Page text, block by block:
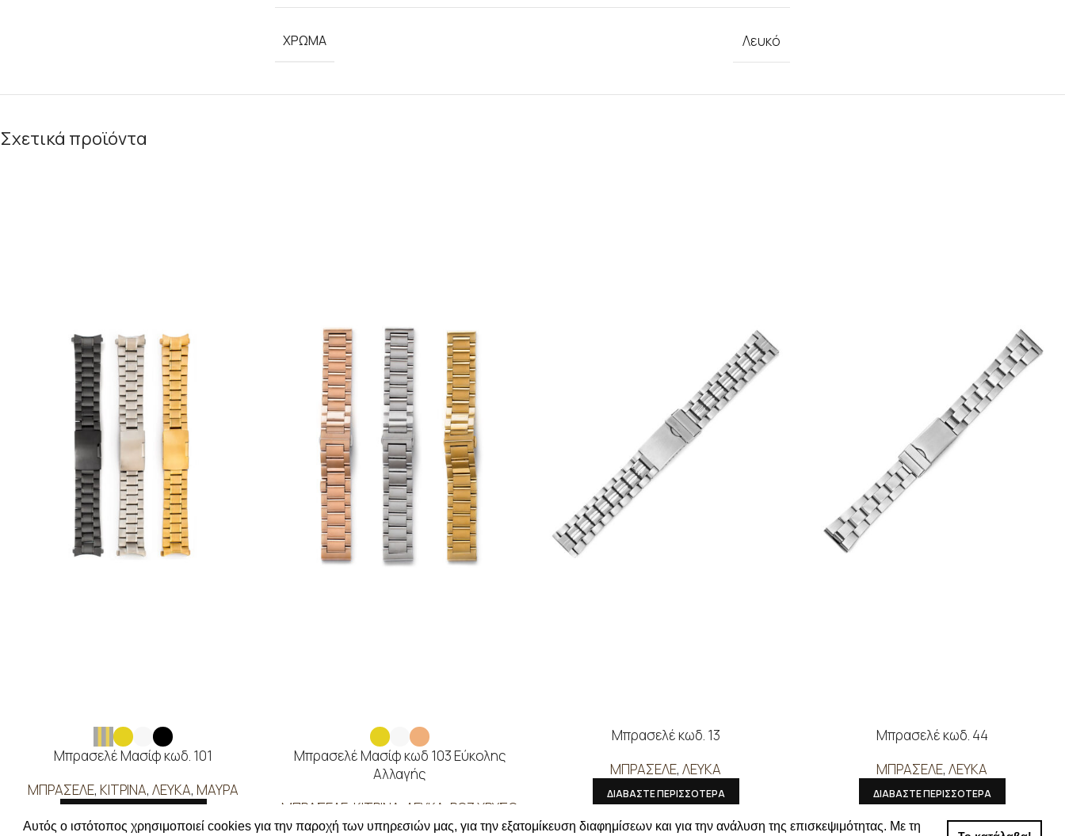
Αυτός ο ιστότοπος χρησιμοποιεί cookies για την παροχή των υπηρεσιών μας, για την εξατομίκευση διαφημίσεων και για την ανάλυση της επισκεψιμότητας. Με τη
ΧΡΩΜΑ Λευκό
Σχετικά προϊόντα
Μπρασελέ Μασίφ κωδ. 101
ΜΠΡΑΣΕΛΕ, ΚΙΤΡΙΝΑ, ΛΕΥΚΑ, ΜΑΥΡΑ
Μπρασελέ Μασίφ κωδ 103 Εύκολης
Αλλαγής
ΜΠΡΑΣΕΛΕ ΚΙΤΡΙΝΑ ΛΕΥΚΑ ΡΟΖ ΧΡΥΣΟ
ΔΙΑΒΑΣΤΕ ΠΕΡΙΣΣΟΤΕΡΑ
Μπρασελέ κωδ. 13
ΜΠΡΑΣΕΛΕ, ΛΕΥΚΑ
ΔΙΑΒΑΣΤΕ ΠΕΡΙΣΣΟΤΕΡΑ
Συνδεθείτε για να δείτε τις τιμές
Μπρασελέ κωδ. 44
ΜΠΡΑΣΕΛΕ, ΛΕΥΚΑ
ΔΙΑΒΑΣΤΕ ΠΕΡΙΣΣΟΤΕΡΑ
Συνδεθείτε για να δείτε τις τιμές